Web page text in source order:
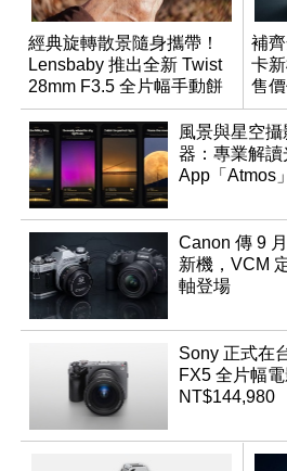
經典旋轉散景隨身攜帶！
Lensbaby 推出全新 Twist
28mm F3.5 全片幅手動餅
乾鏡
補
卡
售
風景與星空
器：專業解
App「Atmos
Canon 傳 9
新機，VCM
軸登場
Sony 正式在
FX5 全片幅
NT$144,980